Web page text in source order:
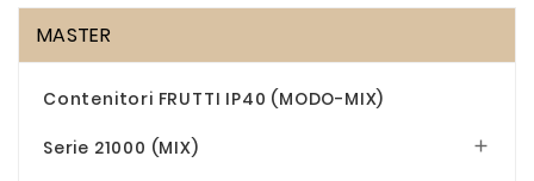
MASTER
Contenitori FRUTTI IP40 (MODO-MIX)
Serie 21000 (MIX) 